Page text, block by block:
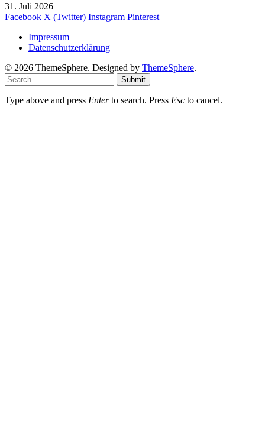
31. Juli 2026
Facebook X (Twitter) Instagram Pinterest
Impressum
Datenschutzerklärung
© 2026 ThemeSphere. Designed by ThemeSphere.
Submit
Type above and press Enterto search. Press Esc to cancel.